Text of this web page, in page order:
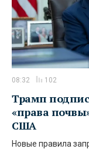
08:32 102
Трамп
«права
США
Новые правила